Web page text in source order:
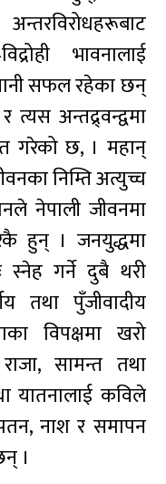
भावनालाई
सफल रहेका छन्
अन्तद्र्वन्द्वमा
गरेको छ, । महान्
निम्ति अत्युच्च
नेपाली जीवनमा
हुन् । जनयुद्धमा
गर्ने दुबै थरी
तथा पुँजीवादीय
विपक्षमा खरो
सामन्त तथा
यातनालाई कविले
नाश र समापन
।